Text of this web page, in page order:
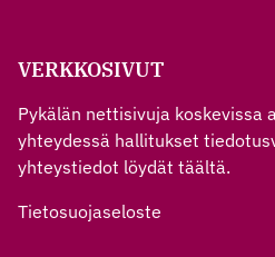
VERKKOSIVUT
Pykälän nettisivuja koskevissa
yhteydessä hallitukset
yhteystiedot löydät täältä.
Tietosuojaseloste